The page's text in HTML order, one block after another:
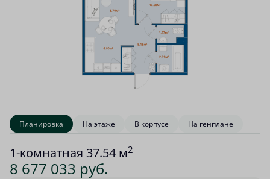
Планировка На этаже В корпусе На генплане
1-комнатная 37.54 м2
8 677 033 руб.